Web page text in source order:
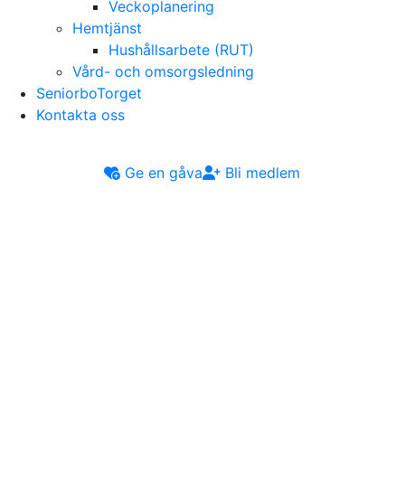
Veckoplanering
Hemtjänst
Hushållsarbete (RUT)
Vård- och omsorgsledning
SeniorboTorget
Kontakta oss
Ge en gåva Bli medlem